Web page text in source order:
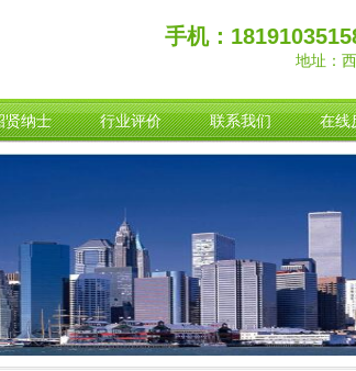
手机：
地址：
贤纳士 行业评价 联系我们 在线